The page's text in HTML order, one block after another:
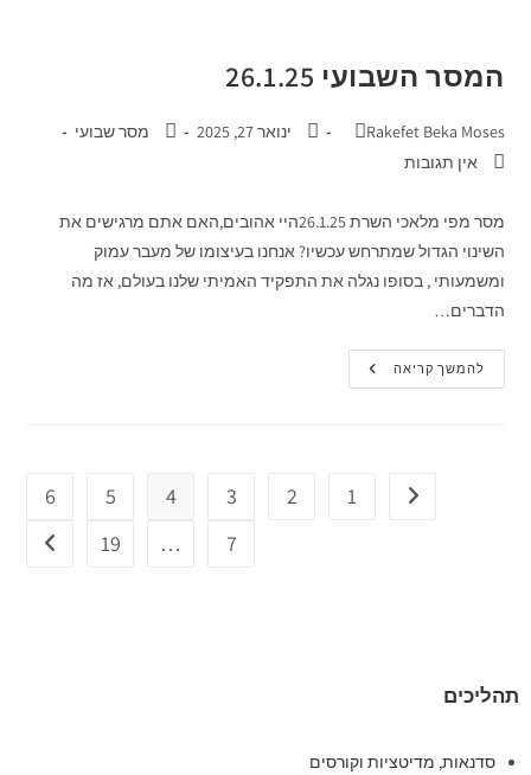
המסר השבועי 26.1.25
Rakefet Beka Moses ינואר 27, 2025
מסר שבועי
אין תגובות
מסר מפי מלאכי השרת 26.1.25היי אהובים,האם אתם מרגישים את
השינוי הגדול שמתרחש עכשיו? אנחנו בעיצומו של מעבר עמוק
ומשמעותי , בסופו נגלה את התפקיד האמיתי שלנו בעולם, אז מה
הדברים…
להמשך קריאה
1
2
3
4
5
6
7
…
19
תהליכים
סדנאות, מדיטציות וקורסים